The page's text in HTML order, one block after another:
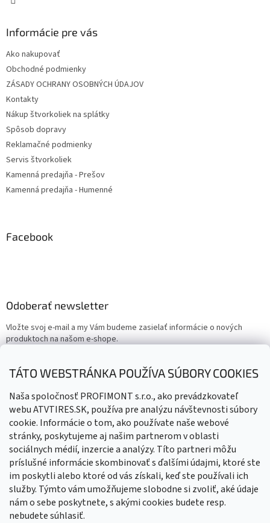
TÁTO WEBSTRÁNKA POUŽÍVA SÚBORY COOKIES
Naša spoločnosť PROFIMONT s.r.o., ako prevádzkovateľ
webu ATVTIRES.SK, používa pre analýzu návštevnosti súbory
cookie. Informácie o tom, ako používate naše webové
stránky, poskytujeme aj našim partnerom v oblasti
sociálnych médií, inzercie a analýzy. Títo partneri môžu
príslušné informácie skombinovať s ďalšími údajmi, ktoré ste
im poskytli alebo ktoré od vás získali, keď ste používali ich
služby. Týmto vám umožňujeme slobodne si zvoliť, aké údaje
nám o sebe poskytnete, s akými cookies budete resp.
nebudete súhlasiť.
Informácie pre vás
Ako nakupovať
Obchodné podmienky
ZÁSADY OCHRANY OSOBNÝCH ÚDAJOV
Kontakty
Nákup štvorkoliek na splátky
Spôsob dopravy
Reklamačné podmienky
Servis štvorkoliek
Kamenná predajňa - Prešov
Kamenná predajňa - Humenné
Facebook
Odoberať newsletter
Vložte svoj e-mail a my Vám budeme zasielať informácie o nových
produktoch na našom e-shope.
Email
Vložením e-mailu súhlasíte spodmienkami ochrany osobných
údajov
PRIHLÁSIŤ SA